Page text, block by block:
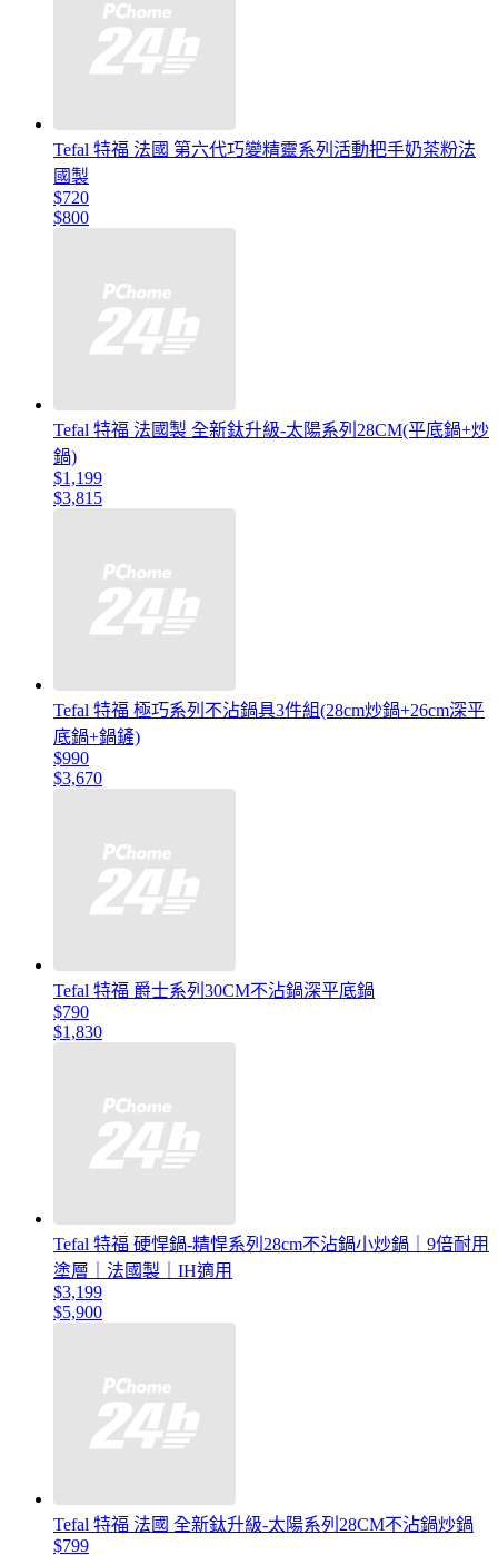
Tefal 特福 法國 第六代巧變精靈系列活動把手奶茶粉法
國製
$720
$800
Tefal 特福 法國製 全新鈦升級-太陽系列28CM(平底鍋+炒
鍋)
$1,199
$3,815
Tefal 特福 極巧系列不沾鍋具3件組(28cm炒鍋+26cm深平
底鍋+鍋鏟)
$990
$3,670
Tefal 特福 爵士系列30CM不沾鍋深平底鍋
$790
$1,830
Tefal 特福 硬悍鍋-精悍系列28cm不沾鍋小炒鍋｜9倍耐用
塗層｜法國製｜IH適用
$3,199
$5,900
Tefal 特福 法國 全新鈦升級-太陽系列28CM不沾鍋炒鍋
$799